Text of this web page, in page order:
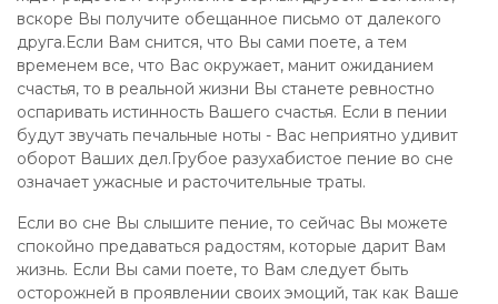
вскоре Вы получите обещанное письмо от далекого
друга.Если Вам снится, что Вы сами поете, а тем
временем все, что Вас окружает, манит ожиданием
счастья, то в реальной жизни Вы станете ревностно
оспаривать истинность Вашего счастья. Если в пении
будут звучать печальные ноты - Вас неприятно удивит
оборот Ваших дел.Грубое разухабистое пение во сне
означает ужасные и расточительные траты.
Если во сне Вы слышите пение, то сейчас Вы можете
спокойно предаваться радостям, которые дарит Вам
жизнь. Если Вы сами поете, то Вам следует быть
осторожней в проявлении своих эмоций, так как Ваше